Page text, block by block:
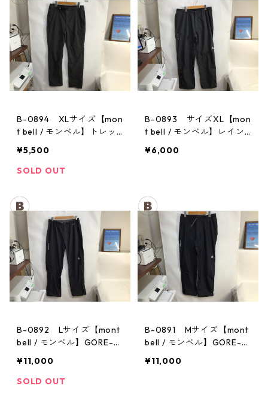
B-0894 XLサイズ【mon
t bell / モンベル】トレッ
チ レディース GM
¥5,500
SOLD OUT
B-0893 サイズXL【mon
t bell / モンベル】レイン
メンズ
¥6,000
B-0892 Lサイズ【mont
bell / モンベル】GORE-T
パンツ：メンズBK
¥11,000
SOLD OUT
B-0891 Mサイズ【mont
bell / モンベル】GORE-T
パンツ：メンズBK
¥11,000